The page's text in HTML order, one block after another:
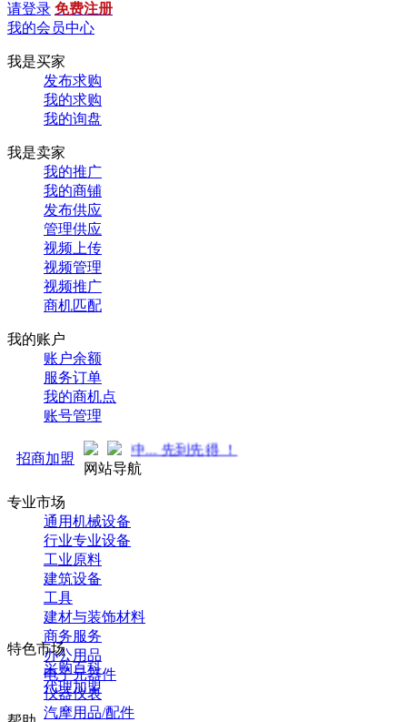
请登录 免费注册
我的会员中心
我是买家
发布求购
我的求购
我的询盘
我是卖家
我的推广
我的商铺
发布供应
管理供应
视频上传
视频管理
视频推广
商机匹配
我的账户
账户余额
服务订单
我的商机点
账号管理
招商加盟
！火热招商中... 先到先得 ！
网站导航
专业市场
通用机械设备
行业专业设备
工业原料
建筑设备
工具
建材与装饰材料
商务服务
办公用品
电子元器件
仪器仪表
汽摩用品/配件
特色市场
采购百科
代理加盟